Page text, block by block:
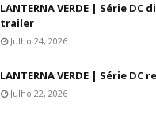
LANTERNA VERDE | Série DC
trailer
Julho 24, 2026
LANTERNA VERDE | Série
Julho 22, 2026